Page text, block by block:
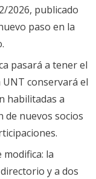
2026, publicado
paso en la
pasará a tener el
UNT conservará el
habilitadas a
nuevos socios
modifica: la
y a dos